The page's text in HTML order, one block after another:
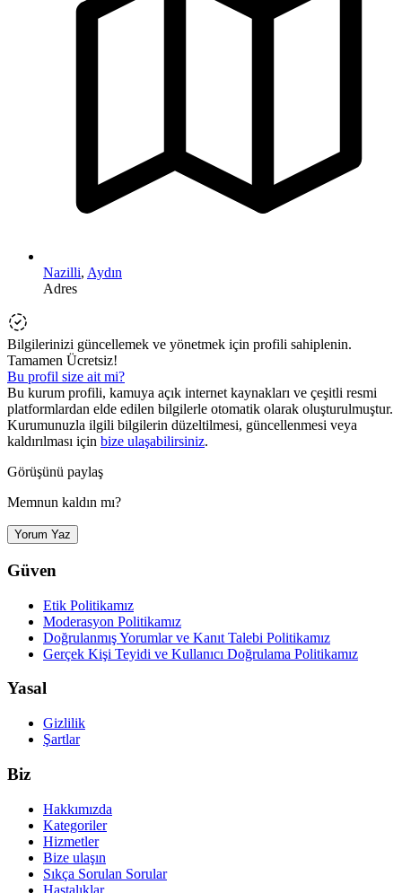
Nazilli, Aydın
Adres
Bilgilerinizi güncellemek ve yönetmek için profili sahiplenin.
Tamamen Ücretsiz!
Bu profil size ait mi?
Bu kurum profili, kamuya açık internet kaynakları ve çeşitli resmi
platformlardan elde edilen bilgilerle otomatik olarak oluşturulmuştur.
Kurumunuzla ilgili bilgilerin düzeltilmesi, güncellenmesi veya
kaldırılması için bize ulaşabilirsiniz.
Görüşünü paylaş
Memnun kaldın mı?
Yorum Yaz
Güven
Etik Politikamız
Moderasyon Politikamız
Doğrulanmış Yorumlar ve Kanıt Talebi Politikamız
Gerçek Kişi Teyidi ve Kullanıcı Doğrulama Politikamız
Yasal
Gizlilik
Şartlar
Biz
Hakkımızda
Kategoriler
Hizmetler
Bize ulaşın
Sıkça Sorulan Sorular
Hastalıklar